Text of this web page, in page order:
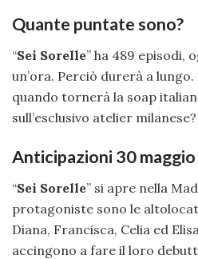
Quante puntate sono?
“Sei Sorelle” ha 489 episodi,
un’ora. Perciò durerà a
quando tornerà la soap
sull’esclusivo atelier
Anticipazioni 30
“Sei Sorelle” si apre nella
protagoniste sono le
Diana, Francisca, Celia ed
accingono a fare il loro